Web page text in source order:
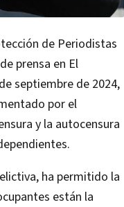
de Periodistas
prensa en El
septiembre de 2024,
por el
y la autocensura
ha permitido la
están la